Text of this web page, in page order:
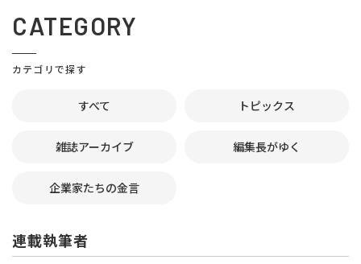
CATEGORY
カテゴリで探す
すべて トピックス
雑誌アーカイブ 編集長がゆく
企業家たちの金言
連載執筆者